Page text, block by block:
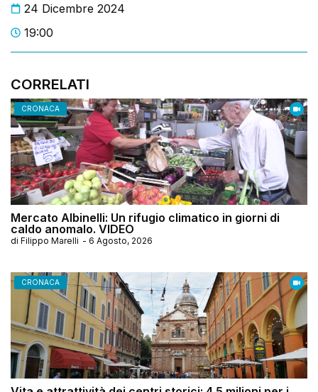
24 Dicembre 2024
19:00
CORRELATI
CRONACA
Mercato Albinelli: Un rifugio climatico in giorni di
caldo anomalo. VIDEO
di Filippo Marelli - 6 Agosto, 2026
CRONACA